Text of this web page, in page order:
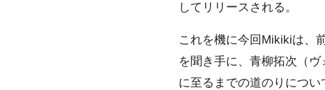
してリリースされる。
これを機に今回Mikikiは、
を聞き手に、青柳拓次（
に至るまでの道のりにつ